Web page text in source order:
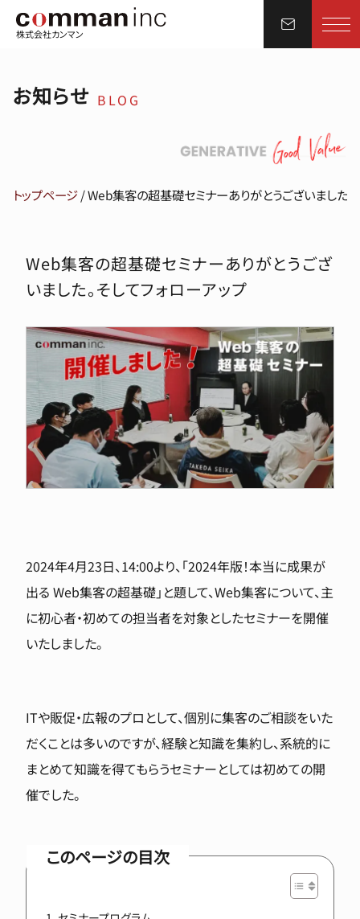
株式会社カンマン
お知らせ BLOG
トップページ/Web集客の超基礎セミナーありがとうございました。
Web集客の超基礎セミナーありがとうござ
いました。そしてフォローアップ
2024年4月23日、14:00より、「2024年版！本当に成果が
出る Web集客の超基礎」と題して、Web集客について、主
に初心者・初めての担当者を対象としたセミナーを開催
いたしました。
ITや販促・広報のプロとして、個別に集客のご相談をいた
だくことは多いのですが、経験と知識を集約し、系統的に
まとめて知識を得てもらうセミナーとしては初めての開
催でした。
このページの目次